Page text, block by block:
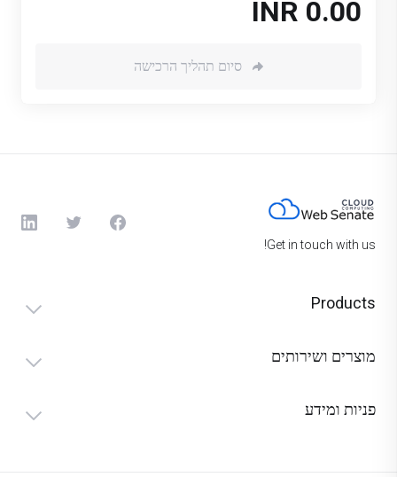
₹0.00 INR
סיום תהליך הרכישה
Get in touch with us!
Products
מוצרים ושירותים
פניות ומידע